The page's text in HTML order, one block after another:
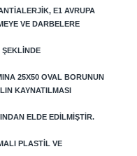
E1 AVRUPA
VE DARBELERE
25X50 OVAL BORUNUN
KAYNATILMASI
ELDE EDILMIŞTIR.
PLASTIL VE